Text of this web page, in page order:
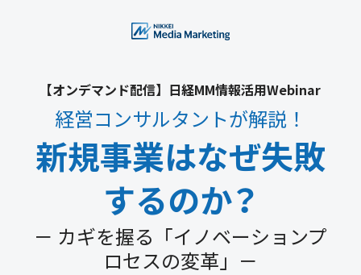
【オンデマンド配信】日経MM情報活用Webinar
経営コンサルタントが解説！
新規事業はなぜ失敗
するのか？
－ カギを握る「イノベーションプ
ロセスの変革」－